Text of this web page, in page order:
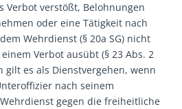
Verbot verstößt, Belohnungen
oder eine Tätigkeit nach
Wehrdienst (§ 20a SG) nicht
Verbot ausübt (§ 23 Abs. 2
gilt es als Dienstvergehen, wenn
nach seinem
gegen die freiheitliche